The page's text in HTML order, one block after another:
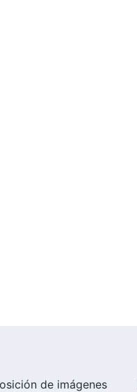
de imágenes